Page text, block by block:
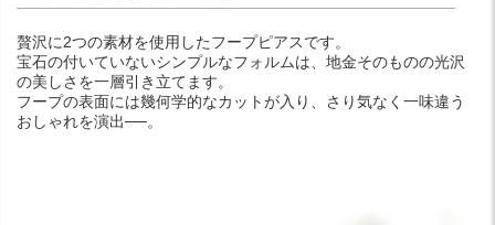
贅沢に2つの素材を使用したフープピアスです。
宝石の付いていないシンプルなフォルムは、地金そのものの光沢
の美しさを一層引き立てます。
フープの表面には幾何学的なカットが入り、さり気なく一味違う
おしゃれを演出──。